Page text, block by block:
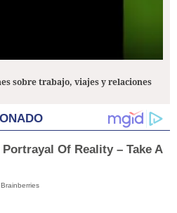
sobre trabajo, viajes y relaciones
Of Reality – Take A
Brainberries